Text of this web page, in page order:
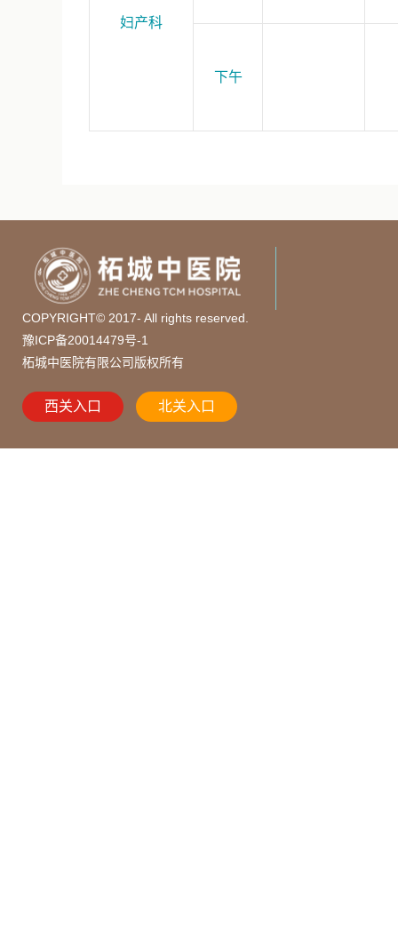
妇产科
下午
COPYRIGHT© 2017- All rights reserved.
豫ICP备20014479号-1
柘城中医院有限公司版权所有
西关入口 北关入口